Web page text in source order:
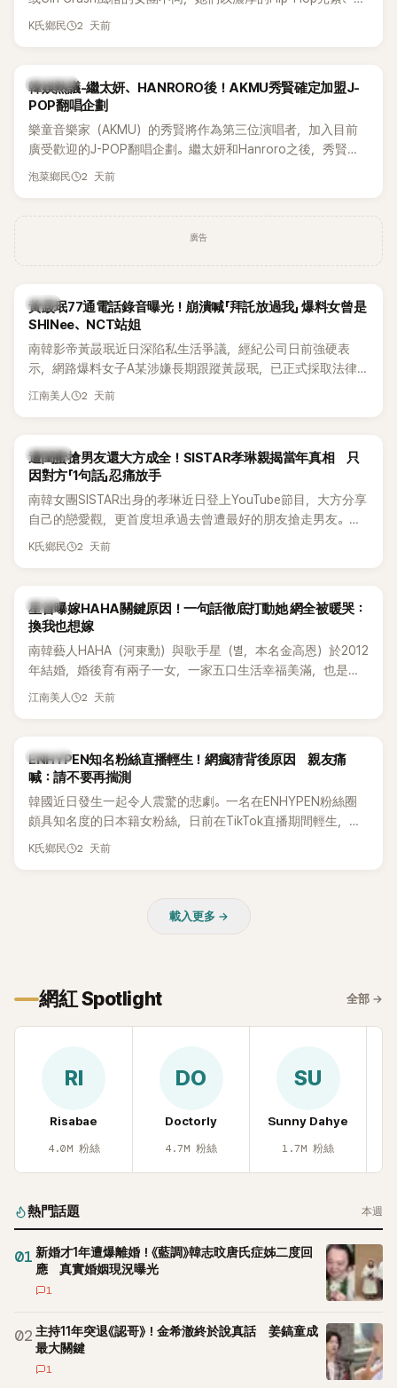
創Rap及成員親自參與創作為特色，MV也融入美式街頭、塗
為第五代女團中極具辨識度的新生代代表之一。
K氏鄉民 2 天前
熱議討論
韓娛熱議-繼太妍、HANRORO後！AKMU秀賢確定加盟J-
POP翻唱企劃
樂童音樂家（AKMU）的秀賢將作為第三位演唱者，加入目前
廣受歡迎的J-POP翻唱企劃。繼太妍和Hanroro之後，秀賢已
獲選為第三首翻唱歌曲的主唱，並於近期完成錄音。
泡菜鄉民 2 天前
廣告
韓星
黃晸珉77通電話錄音曝光！崩潰喊「拜託放過我」 爆料女曾是
SHINee、NCT站姐
南韓影帝黃晸珉近日深陷私生活爭議，經紀公司日前強硬表
示，網路爆料女子A某涉嫌長期跟蹤黃晸珉，已正式採取法律
行動。不過，A並未停止發聲，持續透過社群平台公開爆料，反
的錄音內容，而A也首度承認自己過去曾是SHINee、NCT等偶
像團體的「站姐」，事件持續延燒。
江南美人 2 天前
K-POP
遭閨蜜搶男友還大方成全！SISTAR孝琳親揭當年真相 只
因對方「1句話」忍痛放手
南韓女團SISTAR出身的孝琳近日登上YouTube節目，大方分享
自己的戀愛觀，更首度坦承過去曾遭最好的朋友搶走男友。她
表示，當時選擇瀟灑放手，但如果同樣的事情現在再發生，「我
K氏鄉民 2 天前
韓星
星首曝嫁HAHA關鍵原因！一句話徹底打動她 網全被暖哭：
換我也想嫁
南韓藝人HAHA（河東勳）與歌手星（별，本名金高恩）於2012
年結婚，婚後育有兩子一女，一家五口生活幸福美滿，也是韓
國演藝圈公認的模範夫妻。近日，星首度公開當年決定嫁給
江南美人 2 天前
K-POP
ENHYPEN知名粉絲直播輕生！網瘋猜背後原因 親友痛
喊：請不要再揣測
韓國近日發生一起令人震驚的悲劇。一名在ENHYPEN粉絲圈
頗具知名度的日本籍女粉絲，日前在TikTok直播期間輕生，最
終不幸身亡，消息曝光後震驚韓網，也讓不少粉絲湧入社群平
K氏鄉民 2 天前
載入更多 →
網紅 Spotlight 全部 →
RI
Risabae
4.0M 粉絲
DO
Doctorly
4.7M 粉絲
SU
Sunny Dahye
1.7M 粉絲
熱門話題 本週
01 新婚才1年遭爆離婚！《藍調》韓志旼唐氏症姊二度回
應 真實婚姻現況曝光
1
02 主持11年突退《認哥》！金希澈終於說真話 姜鎬童成
最大關鍵
1